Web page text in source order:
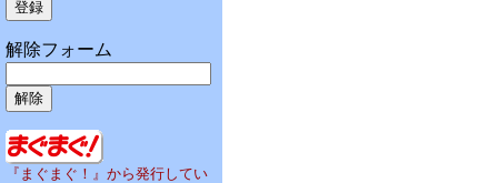
解除フォーム
『まぐまぐ！』から発行してい